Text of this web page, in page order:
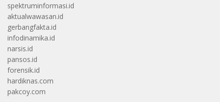
spektruminformasi.id
aktualwawasan.id
gerbangfakta.id
infodinamika.id
narsis.id
pansos.id
forensik.id
hardiknas.com
pakcoy.com